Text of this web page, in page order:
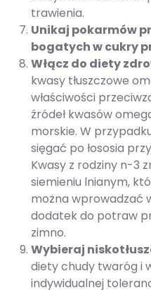
trawienia.
Unikaj pokarmów
bogatych w cukry
Włącz do diety
kwasy tłuszczowe
właściwości
źródeł kwasów
morskie. W
sięgać po łososia
Kwasy z rodziny n-3
siemieniu lnianym,
można wprowadzać
dodatek do potraw
zimno.
Wybieraj
diety chudy twaróg i
indywidualnej